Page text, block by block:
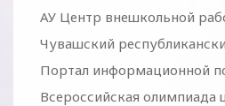
АУ Центр внешкольной
Чувашский
Портал информационной
Всероссийская олимпиада